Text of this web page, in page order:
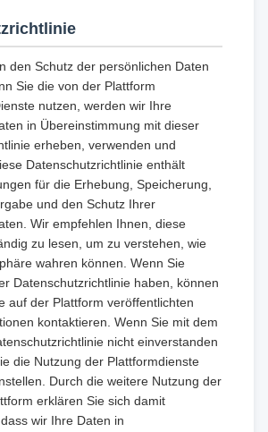
den Schutz der persönlichen Daten
Sie die von der Plattform
nutzen, werden wir Ihre
in Übereinstimmung mit dieser
erheben, verwenden und
Datenschutzrichtlinie enthält
für die Erhebung, Speicherung,
und den Schutz Ihrer
Wir empfehlen Ihnen, diese
zu lesen, um zu verstehen, wie
wahren können. Wenn Sie
Datenschutzrichtlinie haben, können
auf der Plattform veröffentlichten
kontaktieren. Wenn Sie mit dem
nicht einverstanden
die Nutzung der Plattformdienste
Durch die weitere Nutzung der
erklären Sie sich damit
wir Ihre Daten in